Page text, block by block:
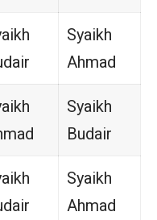
Syaikh
Ahmad
Syaikh
Budair
Syaikh
Ahmad